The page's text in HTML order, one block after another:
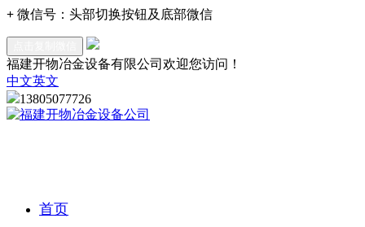
+ 微信号： 头部切换按钮及底部微信
福建开物冶金设备有限公司欢迎您访问！
中文英文
13805077726
首页